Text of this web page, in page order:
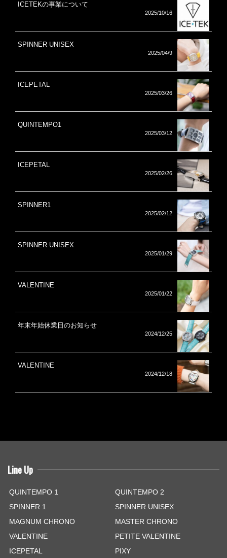
ICETEKの事業について
2025/10/16
SPINNER UNISEX
2025/04/9
ICEPETAL
2025/03/26
QUINTEMPO1
2025/03/12
ICEPETAL
2025/02/26
SPINNER1
2025/02/12
SPINNER UNISEX
2025/01/29
VALENTINE
2025/01/22
年末年始休業日のお知らせ
2024/12/25
VALENTINE
2024/12/18
Line Up
QUINTEMPO 1
QUINTEMPO 2
SPINNER 1
SPINNER UNISEX
MAGNUM CHRONO
MASTER CHRONO
VALENTINE
PETITE VALENTINE
ICEPETAL
PIXY